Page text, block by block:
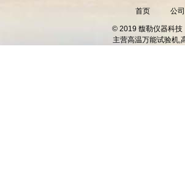
首页 公
© 2019 馥勒仪器科技
主营高温万能试验机,